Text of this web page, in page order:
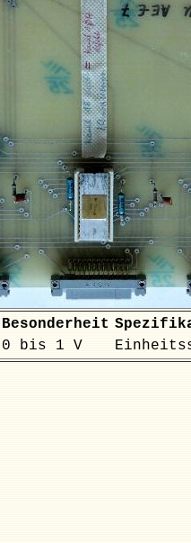
Besonderheit
0 bis 1 V